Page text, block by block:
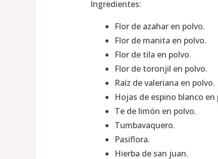
Ingredientes:
Flor de azahar en polvo.
Flor de manita en polvo.
Flor de tila en polvo.
Flor de toronjil en polvo.
Raíz de valeriana en polvo.
Hojas de espino blanco en
Te de limón en polvo.
Tumbavaquero.
Pasiflora.
Hierba de san juan.